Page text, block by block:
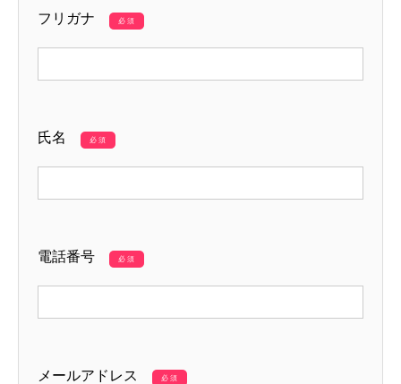
フリガナ 必須
氏名 必須
電話番号 必須
メールアドレス 必須